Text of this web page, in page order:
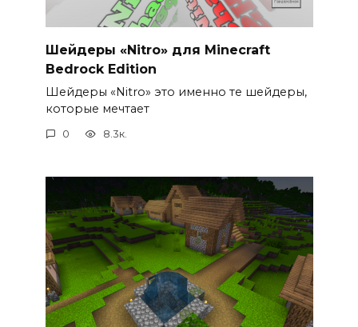
Шейдеры «Nitro» для Minecraft
Bedrock Edition
Шейдеры «Nitro» это именно те шейдеры,
которые мечтает
0 8.3к.